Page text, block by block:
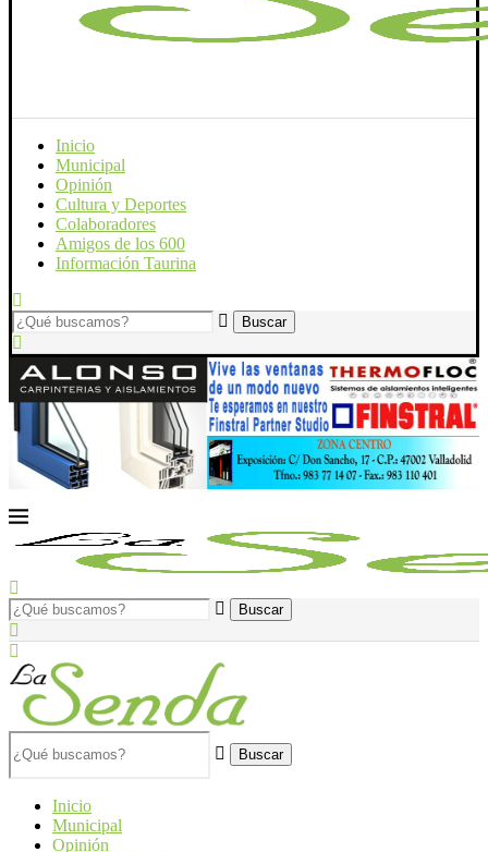
Inicio
Municipal
Opinión
Cultura y Deportes
Colaboradores
Amigos de los 600
Información Taurina
Buscar
Inicio
Municipal
Opinión